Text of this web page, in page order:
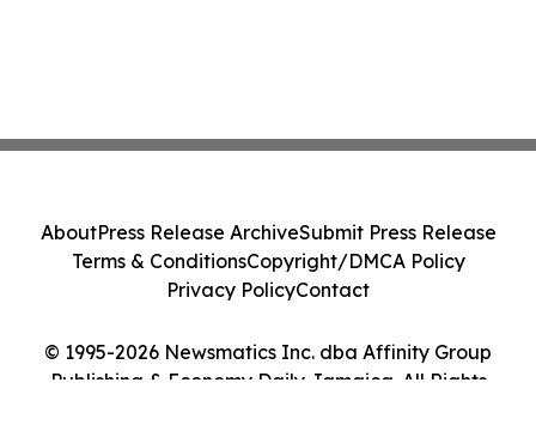
© 1995-2026 Newsmatics Inc. dba Affinity Group
Publishing & Economy Daily Jamaica. All Rights
AboutPress Release ArchiveSubmit Press Release
Terms & ConditionsCopyright/DMCA Policy
Privacy PolicyContact